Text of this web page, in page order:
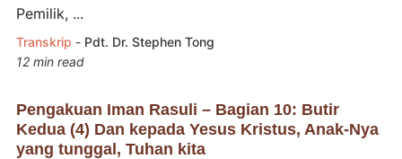
Pemilik, ...
Transkrip - Pdt. Dr. Stephen Tong
12 min read
Pengakuan Iman Rasuli – Bagian 10: Butir
Kedua (4) Dan kepada Yesus Kristus, Anak-Nya
yang tunggal, Tuhan kita